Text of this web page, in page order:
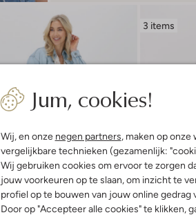
Jum, cookies!
Wij, en onze negen partners, maken op onze
vergelijkbare technieken (gezamenlijk:
Wij gebruiken cookies om ervoor te zorgen
jouw voorkeuren op te slaan, om inzicht te
profiel op te bouwen van jouw online
Door op "Accepteer alle cookies" te klikken,
3 items